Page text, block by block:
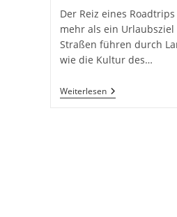
Der Reiz eines
mehr als ein
Straßen führen durch
wie die Kultur des…
WeiterlesenSpanien:
Roadtrip